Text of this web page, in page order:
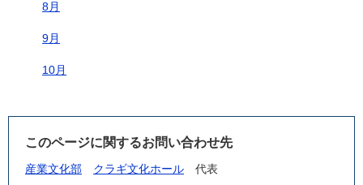
8月
9月
10月
このページに関するお問い合わせ先
産業文化部 クラギ文化ホール
代表